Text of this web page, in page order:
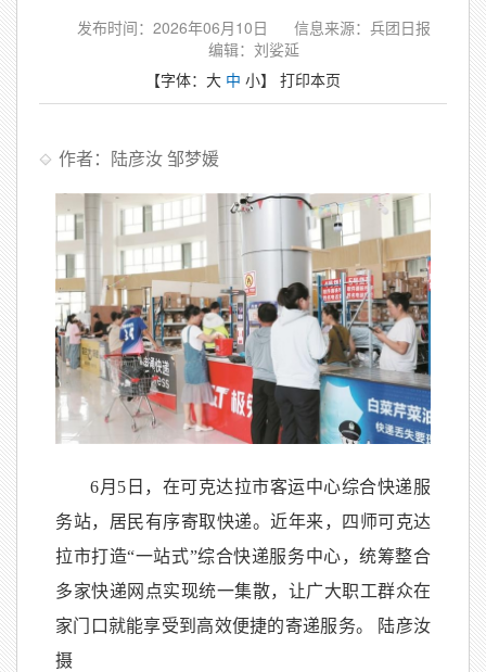
发布时间：2026年06月10日
信息来源：​兵团日报
编辑：刘娑延
【字体： 大 中 小】 打印本页
作者：陆彦汝 邹梦媛
6月5日，在可克达拉市客运中心综合快递服
务站，居民有序寄取快递。近年来，四师可克达
拉市打造“一站式”综合快递服务中心，统筹整合
多家快递网点实现统一集散，让广大职工群众在
家门口就能享受到高效便捷的寄递服务。 陆彦汝
摄